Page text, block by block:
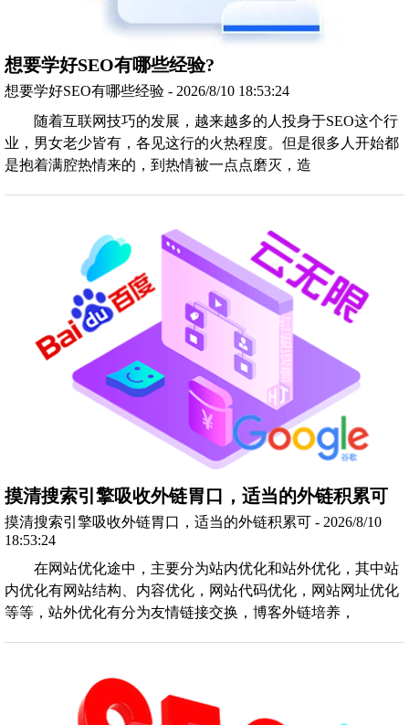
想要学好SEO有哪些经验?
想要学好SEO有哪些经验 - 2026/8/10 18:53:24
随着互联网技巧的发展，越来越多的人投身于SEO这个行
业，男女老少皆有，各见这行的火热程度。但是很多人开始都
是抱着满腔热情来的，到热情被一点点磨灭，造
摸清搜索引擎吸收外链胃口，适当的外链积累可
摸清搜索引擎吸收外链胃口，适当的外链积累可 - 2026/8/10
18:53:24
在网站优化途中，主要分为站内优化和站外优化，其中站
内优化有网站结构、内容优化，网站代码优化，网站网址优化
等等，站外优化有分为友情链接交换，博客外链培养，